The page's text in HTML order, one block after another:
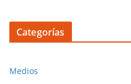
Categorías
Medios